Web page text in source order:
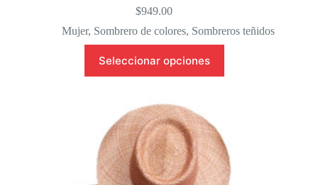
$949.00
Mujer, Sombrero de colores, Sombreros teñidos
Seleccionar opciones
producto
tiene
variantes.
Las
opciones
se
pueden
elegir
en